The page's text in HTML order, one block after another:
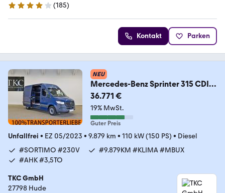
4.1 Sterne
(185)
Kontakt Parken
NEU
Mercedes-Benz Sprinter 315 CDI
Sortimo Regalsystem AHK 3,5 to
36.771 €
19% MwSt.
Guter Preis
Unfallfrei • EZ 05/2023 • 9.879 km • 110 kW (150 PS) • Diesel
#SORTIMO #230V
#9.879KM #KLIMA #MBUX
#AHK #3,5TO
TKC GmbH
27798 Hude